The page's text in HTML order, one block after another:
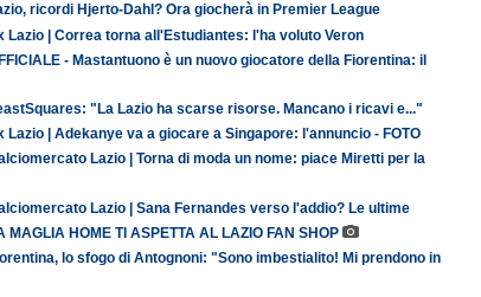
ricordi Hjerto-Dahl? Ora giocherà in Premier League
Lazio | Correa torna all'Estudiantes: l'ha voluto Veron
- Mastantuono è un nuovo giocatore della Fiorentina: il
"La Lazio ha scarse risorse. Mancano i ricavi e..."
Lazio | Adekanye va a giocare a Singapore: l'annuncio - FOTO
Lazio | Torna di moda un nome: piace Miretti per la
Lazio | Sana Fernandes verso l'addio? Le ultime
MAGLIA HOME TI ASPETTA AL LAZIO FAN SHOP
lo sfogo di Antognoni: "Sono imbestialito! Mi prendono in